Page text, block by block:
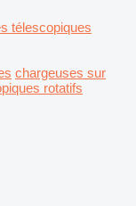
télescopiques
chargeuses sur
rotatifs